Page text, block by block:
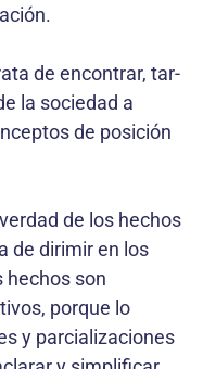
de encontrar, tar­
la sociedad a
de posición
de los hechos
de dirimir en los
hechos son
porque lo
y parcializaciones